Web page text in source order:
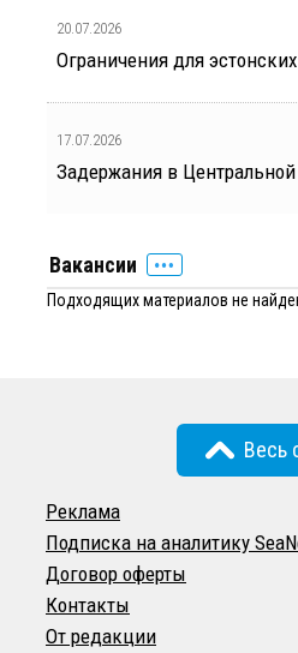
20.07.2026
Ограничения для
17.07.2026
Задержания в
Вакансии
Подходящих материалов не
Весь
Реклама
Подписка на аналитику
Договор оферты
Контакты
От редакции